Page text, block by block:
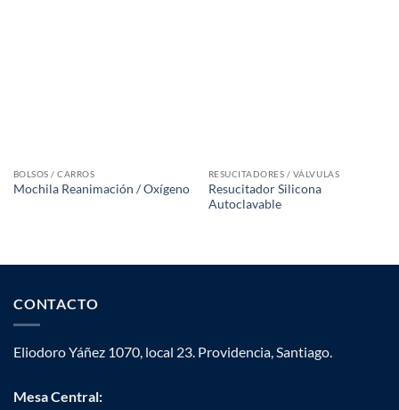
BOLSOS / CARROS
Mochila Reanimación / Oxígeno
RESUCITADORES / VÁLVULAS
Resucitador Silicona
Autoclavable
CONTACTO
Eliodoro Yáñez 1070, local 23. Providencia, Santiago.
Mesa Central: